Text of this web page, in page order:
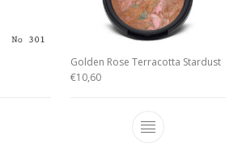
Golden Rose Terracotta Stardust
€10,60